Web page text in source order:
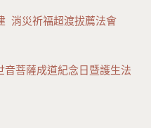
消災祈福超渡拔薦法會
菩薩成道紀念日暨護生法